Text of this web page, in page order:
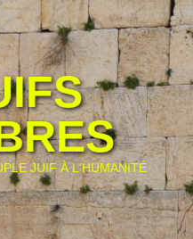
JUIF À L'HUMANITÉ